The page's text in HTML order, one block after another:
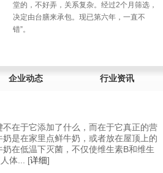
堂的，不好弄，关系复杂。经过2个月筛选，
决定由台膳来承包。现已第六年，一直不
错”。
企业动态 行业资讯
在于它添加了什么，而在于它真正的营
是在家里点鲜牛奶，或者放在屋顶上的
在低温下灭菌，不仅使维生素B和维生
体... [详细]